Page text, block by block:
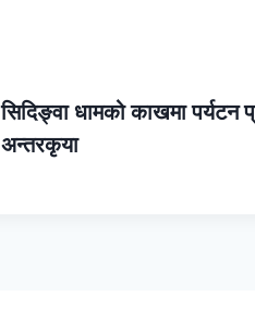
सिदिङ्वा धामको काखमा पर्यटन
अन्तरकृया